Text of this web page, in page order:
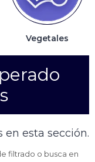
Vegetales
en esta sección.
filtrado o busca en